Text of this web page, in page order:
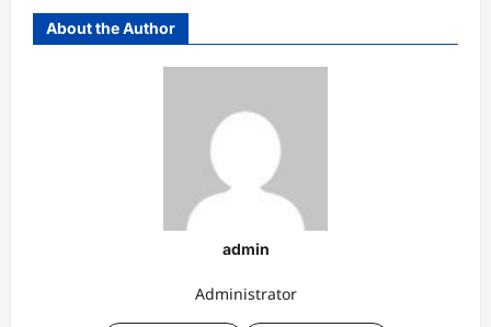
About the Author
admin
Administrator